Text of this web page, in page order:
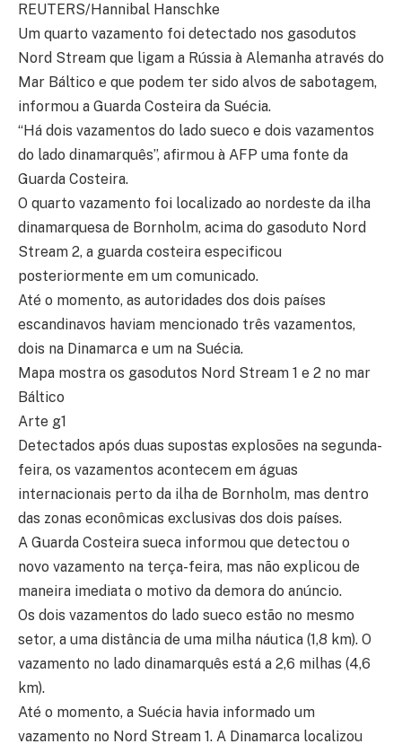
REUTERS/Hannibal Hanschke
Um quarto vazamento foi detectado nos gasodutos
Nord Stream que ligam a Rússia à Alemanha através do
Mar Báltico e que podem ter sido alvos de sabotagem,
informou a Guarda Costeira da Suécia.
“Há dois vazamentos do lado sueco e dois vazamentos
do lado dinamarquês”, afirmou à AFP uma fonte da
Guarda Costeira.
O quarto vazamento foi localizado ao nordeste da ilha
dinamarquesa de Bornholm, acima do gasoduto Nord
Stream 2, a guarda costeira especificou
posteriormente em um comunicado.
Até o momento, as autoridades dos dois países
escandinavos haviam mencionado três vazamentos,
dois na Dinamarca e um na Suécia.
Mapa mostra os gasodutos Nord Stream 1 e 2 no mar
Báltico
Arte g1
Detectados após duas supostas explosões na segunda-
feira, os vazamentos acontecem em águas
internacionais perto da ilha de Bornholm, mas dentro
das zonas econômicas exclusivas dos dois países.
A Guarda Costeira sueca informou que detectou o
novo vazamento na terça-feira, mas não explicou de
maneira imediata o motivo da demora do anúncio.
Os dois vazamentos do lado sueco estão no mesmo
setor, a uma distância de uma milha náutica (1,8 km). O
vazamento no lado dinamarquês está a 2,6 milhas (4,6
km).
Até o momento, a Suécia havia informado um
vazamento no Nord Stream 1. A Dinamarca localizou